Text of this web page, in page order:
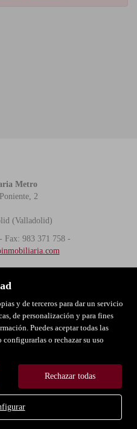
y de terceros para dar un servicio
de personalización y para fines
Puedes aceptar todas las
o rechazar su uso
Rechazar todas
Metro
2
(Valladolid)
Fax: 983 371 758 -
PRIVACIDAD